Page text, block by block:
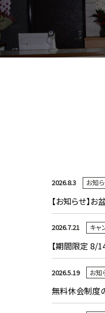
【お知らせ】
2026.8.3 お知
【期間限定 8/
2026.7.21 キャ
無料休会制度
2026.5.19 お知